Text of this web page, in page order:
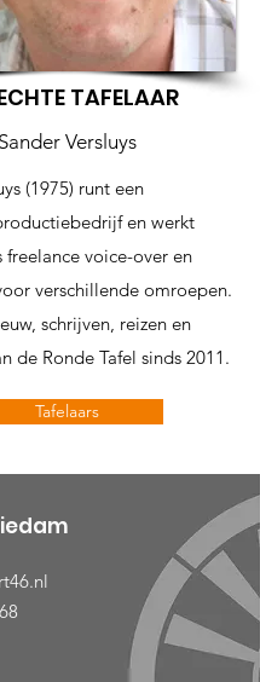
TAFELAAR
Sander Versluys
(1975) runt een
en werkt
freelance voice-over en
verschillende omroepen.
schrijven, reizen en
de Ronde Tafel sinds 2011.
Tafelaars